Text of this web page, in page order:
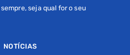
seja qual for o seu
NOTÍCIAS